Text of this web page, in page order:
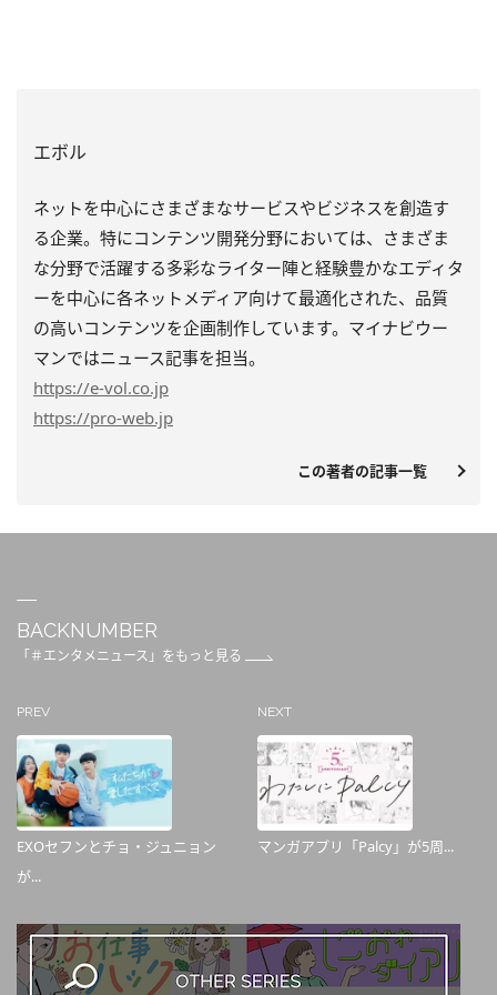
エボル
ネットを中心にさまざまなサービスやビジネスを創造す
る企業。特にコンテンツ開発分野においては、さまざま
な分野で活躍する多彩なライター陣と経験豊かなエディタ
ーを中心に各ネットメディア向けて最適化された、品質
の高いコンテンツを企画制作しています。マイナビウー
マンではニュース記事を担当。
https://e-vol.co.jp
https://pro-web.jp
この著者の記事一覧
BACKNUMBER
「＃エンタメニュース」をもっと見る
PREV
EXOセフンとチョ・ジュニョン
が...
NEXT
マンガアプリ「Palcy」が5周...